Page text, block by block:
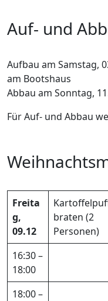
Auf- und
Aufbau am Samstag,
am Bootshaus
Abbau am Sonntag,
Für Auf- und Abbau
Freita
g,
09.12
braten (2
Personen)
16:30 –
18:00
18:00 –